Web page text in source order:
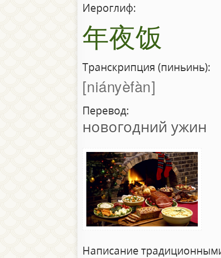
Иероглиф:
年夜饭
Транскрипция (пиньинь):
niányèfàn
Перевод:
новогодний ужин
Написание